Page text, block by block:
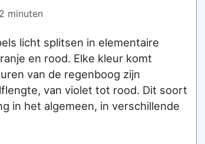
minuten
licht splitsen in elementaire
en rood. Elke kleur komt
van de regenboog zijn
van violet tot rood. Dit soort
in het algemeen, in verschillende